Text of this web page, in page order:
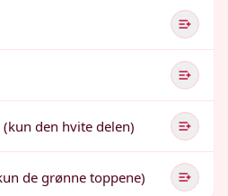
den hvite delen)
de grønne toppene)